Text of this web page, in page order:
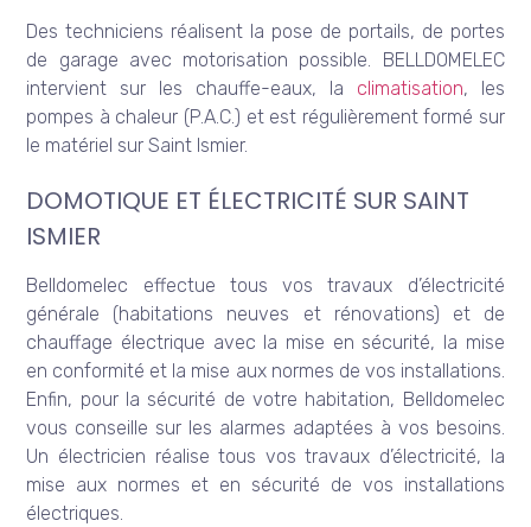
Des techniciens réalisent la pose de portails, de portes
de garage avec motorisation possible. BELLDOMELEC
intervient sur les chauffe-eaux, la climatisation, les
pompes à chaleur (P.A.C.) et est régulièrement formé sur
le matériel sur Saint Ismier.
DOMOTIQUE ET ÉLECTRICITÉ SUR SAINT
ISMIER
Belldomelec effectue tous vos travaux d’électricité
générale (habitations neuves et rénovations) et de
chauffage électrique avec la mise en sécurité, la mise
en conformité et la mise aux normes de vos installations.
Enfin, pour la sécurité de votre habitation, Belldomelec
vous conseille sur les alarmes adaptées à vos besoins.
Un électricien réalise tous vos travaux d’électricité, la
mise aux normes et en sécurité de vos installations
électriques.